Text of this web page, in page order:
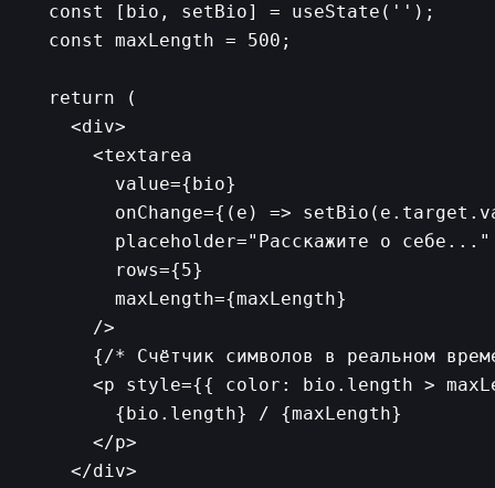
  const [bio, setBio] = useState('');
  const maxLength = 500;
  return (
    <div>
      <textarea
value={bio}
onChange={(e) =>
        placeholder="Расскажите о себе..."
        rows={5}
        maxLength={maxLength}
      />
{/* Счётчик символов в реальном
<p style={{ color: bio.length >
        {bio.length} / {maxLength}
      </p>
    </div>